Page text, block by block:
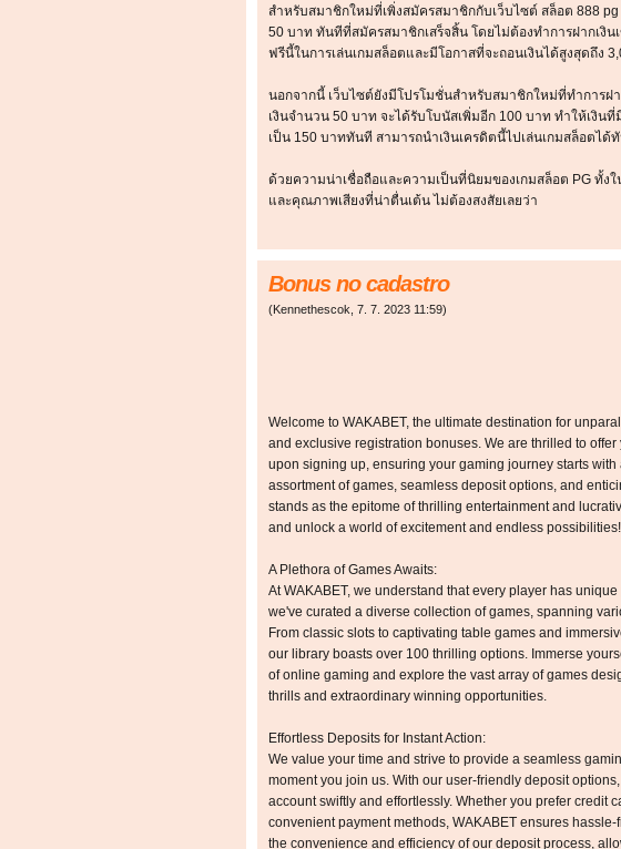
สำหรับสมาชิกใหม่ที่เพิ่งสมัครสมาชิกกับเว็บไซต์ สล็อต 888
50 บาท ทันทีที่สมัครสมาชิกเสร็จสิ้น โดยไม่ต้องทำการฝากเงิน
ฟรีนี้ในการเล่นเกมสล็อตและมีโอกาสที่จะถอนเงินได้สูงสุดถึง
นอกจากนี้ เว็บไซต์ยังมีโปรโมชั่นสำหรับสมาชิกใหม่ที่ทำการฝา
เงินจำนวน 50 บาท จะได้รับโบนัสเพิ่มอีก 100 บาท ทำให้เงิน
เป็น 150 บาททันที สามารถนำเงินเครดิตนี้ไปเล่นเกมสล็อตได้
ด้วยความน่าเชื่อถือและความเป็นที่นิยมของเกมสล็อต PG ทั้งใ
และคุณภาพเสียงที่น่าตื่นเต้น ไม่ต้องสงสัยเลยว่า
Bonus no cadastro
(Kennethescok 7. 7. 2023 11:59)
Welcome to WAKABET, the ultimate destination for
and exclusive registration bonuses. We are thrilled to
upon signing up, ensuring your gaming journey starts with
assortment of games, seamless deposit options, and
stands as the epitome of thrilling entertainment and
and unlock a world of excitement and endless possibilities!
A Plethora of Games Awaits:
At WAKABET, we understand that every player has
we've curated a diverse collection of games, spanning
From classic slots to captivating table games and
our library boasts over 100 thrilling options. Immerse
of online gaming and explore the vast array of games
thrills and extraordinary winning opportunities.
Effortless Deposits for Instant Action:
We value your time and strive to provide a seamless
moment you join us. With our user-friendly deposit
account swiftly and effortlessly. Whether you prefer credit
convenient payment methods, WAKABET ensures
the convenience and efficiency of our deposit process,